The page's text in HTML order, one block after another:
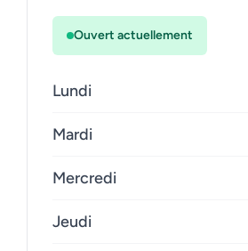
Ouvert actuellement
Lundi
Mardi
Mercredi
Jeudi